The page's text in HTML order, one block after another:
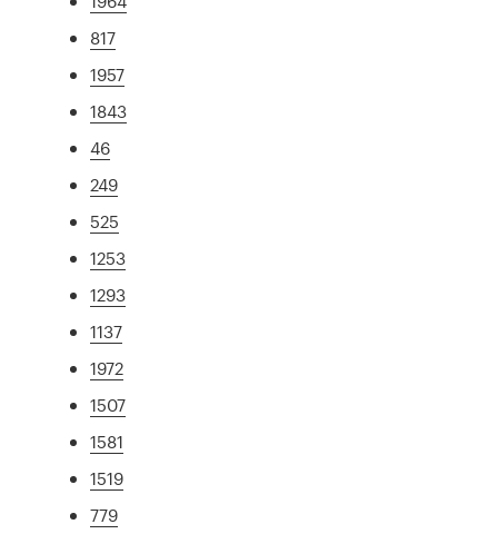
817
1957
1843
46
249
525
1253
1293
1137
1972
1507
1581
1519
779